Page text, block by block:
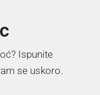
Ispunite
se uskoro.